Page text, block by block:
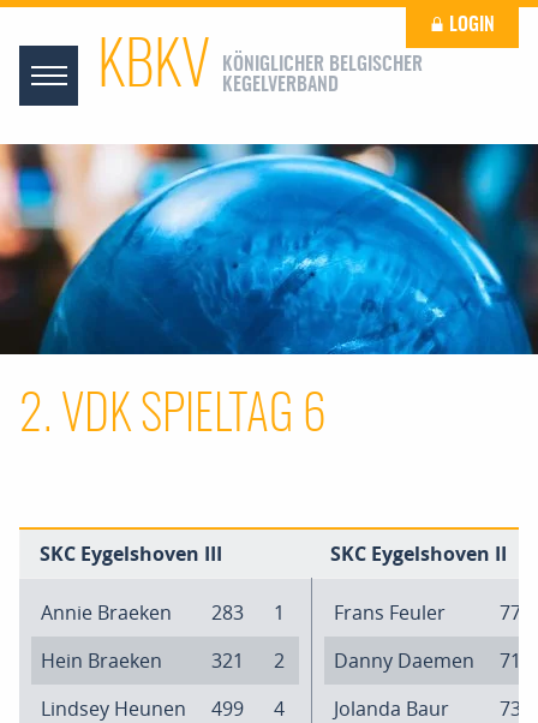
KBKV
KÖNIGLICHER BELGISCHER
KEGELVERBAND
LOGIN
2. VDK SPIELTAG 6
SKC Eygelshoven III SKC Eygelshoven II
Annie Braeken 283
1
Hein Braeken
321
2
Lindsey Heunen
499
4
Frans Feuler
775
Danny Daemen
719
Jolanda Baur
730